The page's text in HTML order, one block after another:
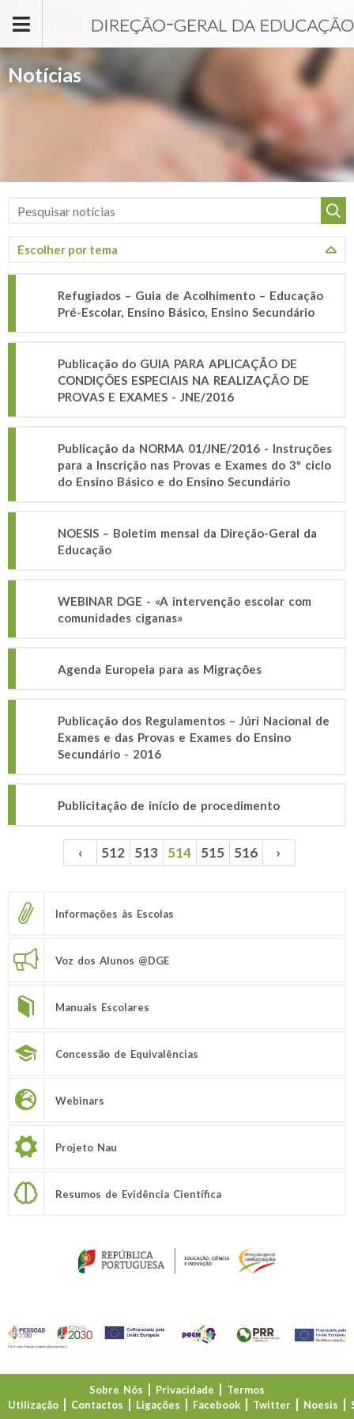
Notícias
Refugiados – Guia de Acolhimento – Educação
Pré-Escolar, Ensino Básico, Ensino Secundário
Publicação do GUIA PARA APLICAÇÃO DE
CONDIÇÕES ESPECIAIS NA REALIZAÇÃO DE
PROVAS E EXAMES - JNE/2016
Publicação da NORMA 01/JNE/2016 - Instruções
para a Inscrição nas Provas e Exames do 3º ciclo
do Ensino Básico e do Ensino Secundário
NOESIS – Boletim mensal da Direção-Geral da
Educação
WEBINAR DGE - «A intervenção escolar com
comunidades ciganas»
Agenda Europeia para as Migrações
Publicação dos Regulamentos – Júri Nacional de
Exames e das Provas e Exames do Ensino
Secundário - 2016
Publicitação de início de procedimento
Páginas ‹ 512 513 514 515 516 ›
Informações às Escolas
Voz dos Alunos @DGE
Manuais Escolares
Concessão de Equivalências
Webinars
Projeto Nau
Resumos de Evidência Científica
Sobre Nós Privacidade
Termos
Utilização
Contactos Ligações Facebook Twitter Noesis